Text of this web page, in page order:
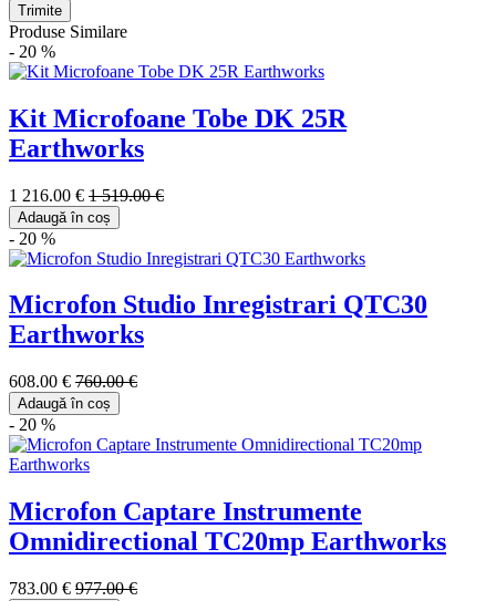
Trimite
Produse Similare
- 20 %
Kit Microfoane Tobe DK 25R
Earthworks
1 216.00 € 1 519.00 €
Adaugă în coș
- 20 %
Microfon Studio Inregistrari QTC30
Earthworks
608.00 € 760.00 €
Adaugă în coș
- 20 %
Microfon Captare Instrumente
Omnidirectional TC20mp Earthworks
783.00 € 977.00 €